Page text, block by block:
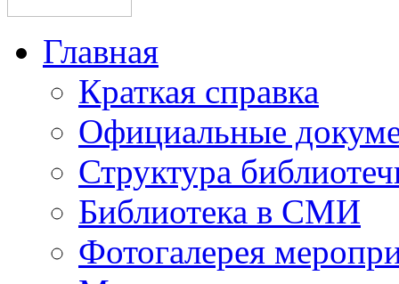
Главная
Краткая справка
Официальные
Структура
Библиотека в СМИ
Фотогалерея